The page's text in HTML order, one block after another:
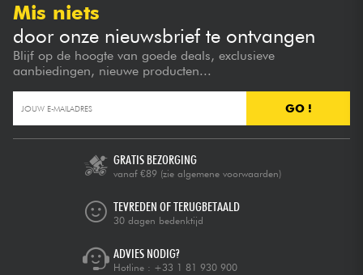
Mis niets
door onze nieuwsbrief te ontvangen
Blijf op de hoogte van goede deals, exclusieve
aanbiedingen, nieuwe producten...
GO !
GRATIS BEZORGING
vanaf €89 (zie algemene voorwaarden)
TEVREDEN OF TERUGBETAALD
30 dagen bedenktijd
ADVIES NODIG?
Hotline : +33 1 81 930 900